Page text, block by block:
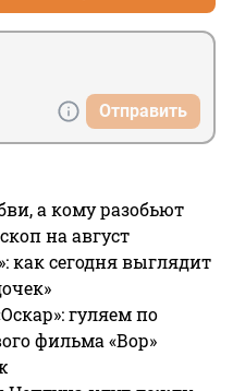
Отправить
а кому разобьют
на август
как сегодня выглядит
гуляем по
фильма «Вор»